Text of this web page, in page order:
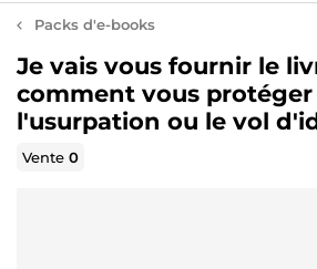
Packs d'e-books
Je vais vous fournir le
comment vous protéger
l'usurpation ou le vol
Vente0